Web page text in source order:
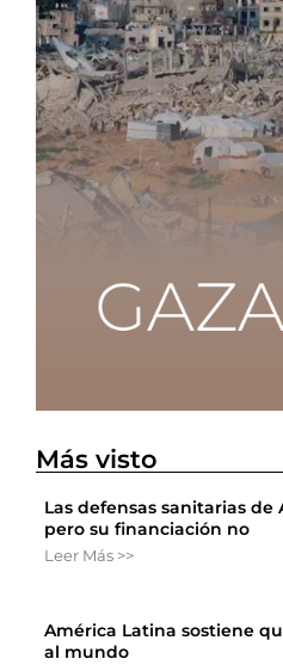
Más visto
Las defensas sanitarias
pero su financiación no
Leer Más >>
América Latina sostiene
al mundo